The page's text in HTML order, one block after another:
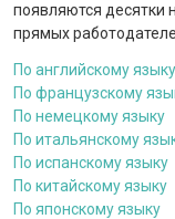
появляются десятки
прямых
По английскому языку
По французскому
По немецкому языку
По итальянскому
По испанскому языку
По китайскому языку
По японскому языку